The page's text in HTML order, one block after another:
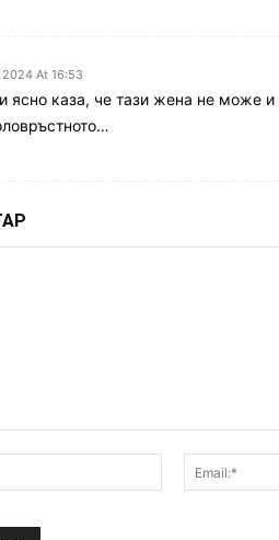
At 16:53
ясно каза, че тази жена не може
Име:*